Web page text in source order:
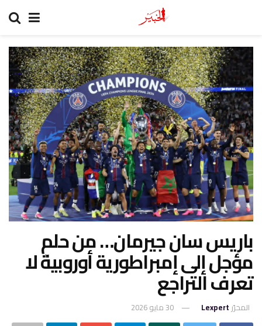
باريس سان جيرمان… من حلمٍ
مؤجل إلى إمبراطورية أوروبية لا
تعرف التراجع
المحرّر Lexpert 30 مايو 2026